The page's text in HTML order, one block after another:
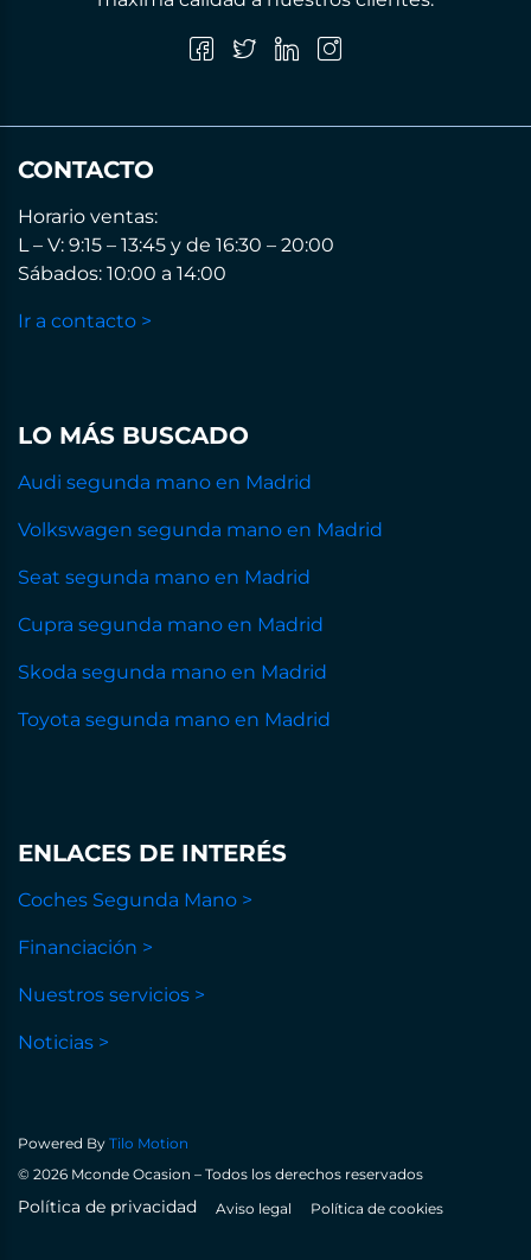
CONTACTO
Horario ventas:
L – V: 9:15 – 13:45 y de 16:30 – 20:00
Sábados: 10:00 a 14:00
Ir a contacto >
LO MÁS BUSCADO
Audi segunda mano en Madrid
Volkswagen segunda mano en Madrid
Seat segunda mano en Madrid
Cupra segunda mano en Madrid
Skoda segunda mano en Madrid
Toyota segunda mano en Madrid
ENLACES DE INTERÉS
Coches Segunda Mano >
Financiación >
Nuestros servicios >
Noticias >
Powered By Tilo Motion
© 2026 Mconde Ocasion – Todos los derechos reservados
Política de privacidad Aviso legal Política de cookies